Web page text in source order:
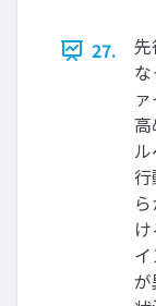
27.
高